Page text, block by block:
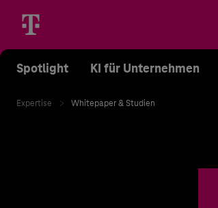
Spotlight KI für Unternehmen
Expertise Whitepaper & Studien